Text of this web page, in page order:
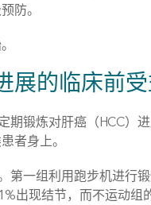
防。
展的临床前
期锻炼对肝癌（HCC）
者身上。
第一组利用跑步机进行
出现结节，而不运动组